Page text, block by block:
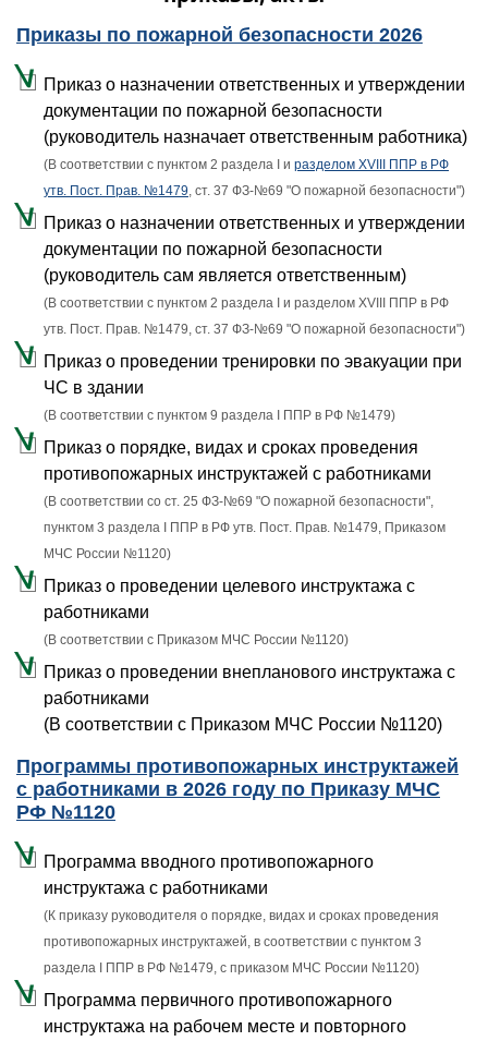
Приказы по пожарной безопасности 2026
Приказ о назначении ответственных и утверждении
документации по пожарной безопасности
(руководитель назначает ответственным работника)
(В соответствии с пунктом 2 раздела I и разделом XVIII ППР в РФ
утв. Пост. Прав. №1479, ст. 37 ФЗ-№69 "О пожарной безопасности")
Приказ о назначении ответственных и утверждении
документации по пожарной безопасности
(руководитель сам является ответственным)
(В соответствии с пунктом 2 раздела I и разделом XVIII ППР в РФ
утв. Пост. Прав. №1479, ст. 37 ФЗ-№69 "О пожарной безопасности")
Приказ о проведении тренировки по эвакуации при
ЧС в здании
(В соответствии с пунктом 9 раздела I ППР в РФ №1479)
Приказ о порядке, видах и сроках проведения
противопожарных инструктажей с работниками
(В соответствии со ст. 25 ФЗ-№69 "О пожарной безопасности",
пунктом 3 раздела I ППР в РФ утв. Пост. Прав. №1479, Приказом
МЧС России №1120)
Приказ о проведении целевого инструктажа с
работниками
(В соответствии с Приказом МЧС России №1120)
Приказ о проведении внепланового инструктажа с
работниками
(В соответствии с Приказом МЧС России №1120)
Программы противопожарных инструктажей
с работниками в 2026 году по Приказу МЧС
РФ №1120
Программа вводного противопожарного
инструктажа с работниками
(К приказу руководителя о порядке, видах и сроках проведения
противопожарных инструктажей, в соответствии с пунктом 3
раздела I ППР в РФ №1479, с приказом МЧС России №1120)
Программа первичного противопожарного
инструктажа на рабочем месте и повторного